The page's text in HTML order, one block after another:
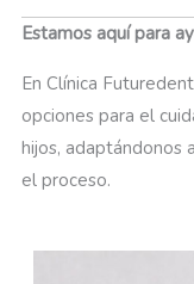
Estamos aquí para
En Clínica
opciones para el
hijos, adaptándonos
el proceso.